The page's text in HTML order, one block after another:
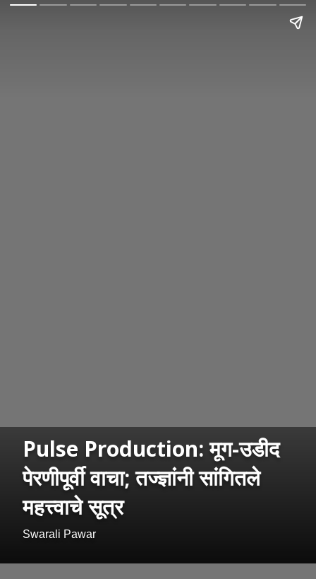
Pulse Production: मूग-उडीद
पेरणीपूर्वी वाचा; तज्ज्ञांनी सांगितले
महत्त्वाचे सूत्र
Swarali Pawar